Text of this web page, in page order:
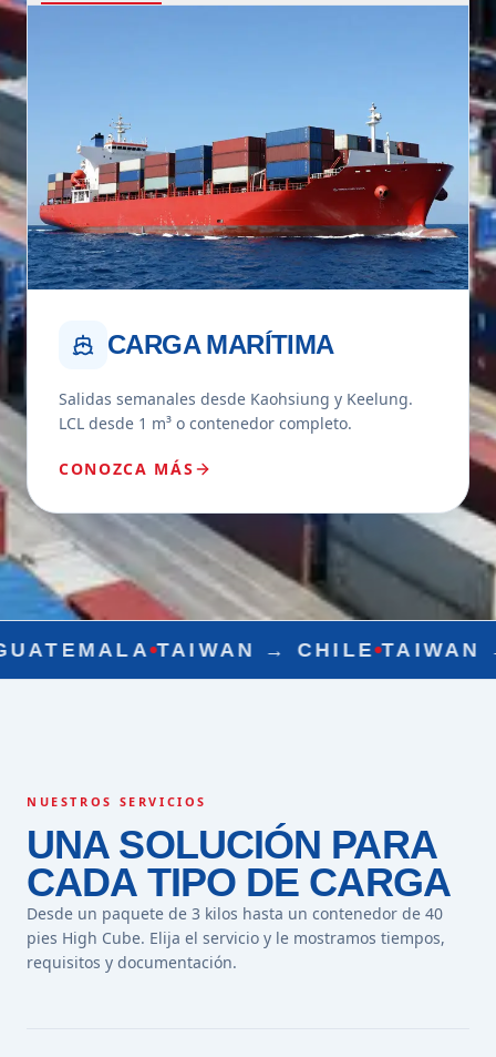
CARGA MARÍTIMA
Salidas semanales desde Kaohsiung y Keelung.
LCL desde 1 m³ o contenedor completo.
CONOZCA MÁS
TAIWAN →CHILE TAIWAN →PERÚ
NUESTROS SERVICIOS
UNA SOLUCIÓN PARA
CADA TIPO DE CARGA
Desde un paquete de 3 kilos hasta un contenedor de 40
pies High Cube. Elija el servicio y le mostramos tiempos,
requisitos y documentación.